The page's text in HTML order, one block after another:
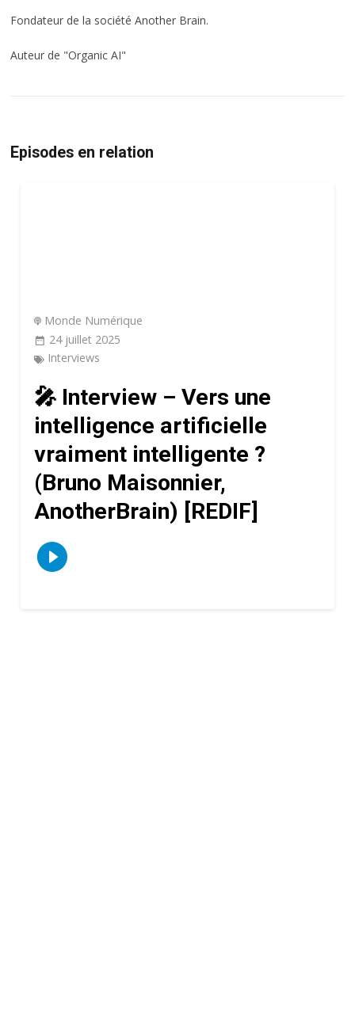
Fondateur de la société Another Brain.
Auteur de "Organic AI"
Episodes en relation
Monde Numérique
24 juillet 2025
Interviews
🎤 Interview – Vers une
intelligence artificielle
vraiment intelligente ?
(Bruno Maisonnier,
AnotherBrain) [REDIF]